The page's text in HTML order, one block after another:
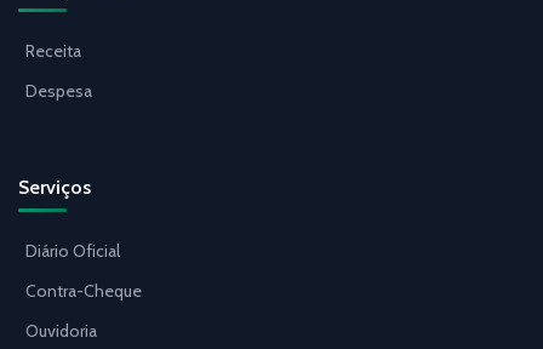
Receita
Despesa
Serviços
Diário Oficial
Contra-Cheque
Ouvidoria